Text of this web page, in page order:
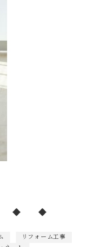
◆ ◆
リフォーム工事